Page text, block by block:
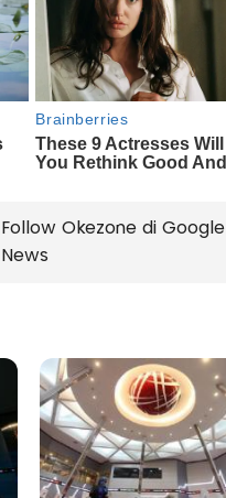
Follow Okezone di Google
News